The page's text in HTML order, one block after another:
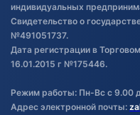
индивидуальных
Свидетельство о
№491051737.
Дата регистрации в
16.01.2015 г №175446.
Режим работы: Пн-Вс с 9.00
Адрес электронной почты: